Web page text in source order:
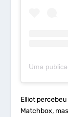
Elliot
Matchbox,